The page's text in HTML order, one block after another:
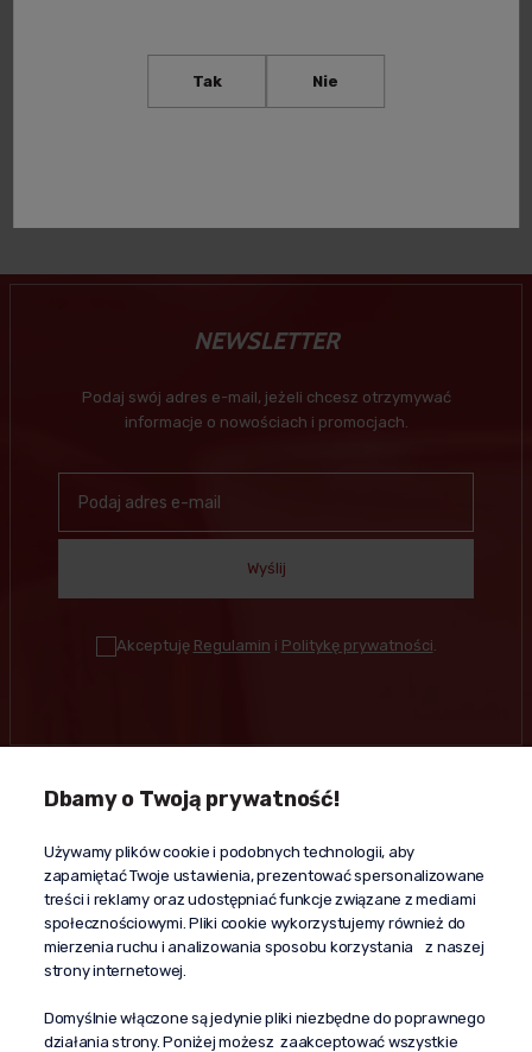
18,99 zł
NEWSLETTER
Podaj swój adres e-mail, jeżeli chcesz otrzymywać
informacje o nowościach i promocjach.
Wyślij
Akceptuję Regulamin i Politykę prywatności.
Tak Nie
Kontakt
+48 603 610 870
kontakt@propaganda24h.pl
“Propaganda"
al. Komisji Edukacji Narodowej 51/U5
02-797 Warszawa
Pomoc
Dbamy o Twoją prywatność!
Używamy plików cookie i podobnych technologii, aby
zapamiętać Twoje ustawienia, prezentować spersonalizowane
treści i reklamy oraz udostępniać funkcje związane z mediami
społecznościowymi. Pliki cookie wykorzystujemy również do
mierzenia ruchu i analizowania sposobu korzystania z naszej
strony internetowej.
Domyślnie włączone są jedynie pliki niezbędne do poprawnego
działania strony. Poniżej możesz zaakceptować wszystkie